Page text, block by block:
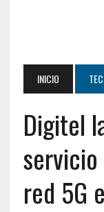
INICIO
Digitel
red 5G